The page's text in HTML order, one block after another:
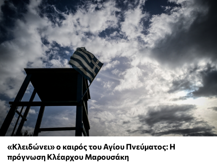
«Κλειδώνει» ο καιρός του Αγίου Πνεύματος: Η
πρόγνωση Κλέαρχου Μαρουσάκη